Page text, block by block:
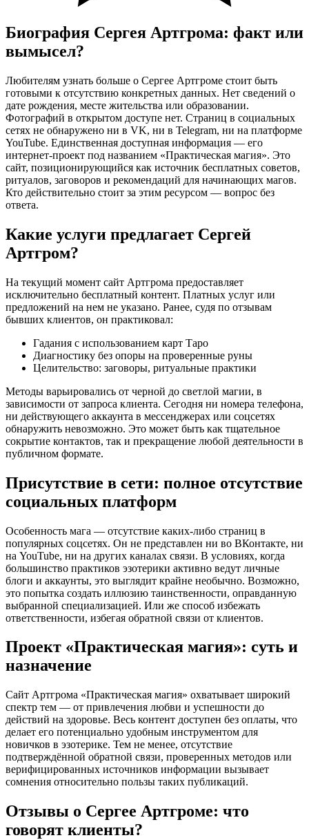
Биография Сергея Артгрома: факт или
вымысел?
Любителям узнать больше о Сергее Артгроме стоит быть
готовыми к отсутствию конкретных данных. Нет сведений о
дате рождения, месте жительства или образовании.
Фотографий в открытом доступе нет. Страниц в социальных
сетях не обнаружено ни в VK, ни в Telegram, ни на платформе
YouTube. Единственная доступная информация — его
интернет-проект под названием «Практическая магия». Это
сайт, позиционирующийся как источник бесплатных советов,
ритуалов, заговоров и рекомендаций для начинающих магов.
Кто действительно стоит за этим ресурсом — вопрос без
ответа.
Какие услуги предлагает Сергей
Артгром?
На текущий момент сайт Артгрома предоставляет
исключительно бесплатный контент. Платных услуг или
предложений на нем не указано. Ранее, судя по отзывам
бывших клиентов, он практиковал:
Гадания с использованием карт Таро
Диагностику без опоры на проверенные руны
Целительство: заговоры, ритуальные практики
Методы варьировались от черной до светлой магии, в
зависимости от запроса клиента. Сегодня ни номера телефона,
ни действующего аккаунта в мессенджерах или соцсетях
обнаружить невозможно. Это может быть как тщательное
сокрытие контактов, так и прекращение любой деятельности в
публичном формате.
Присутствие в сети: полное отсутствие
социальных платформ
Особенность мага — отсутствие каких-либо страниц в
популярных соцсетях. Он не представлен ни во ВКонтакте, ни
на YouTube, ни на других каналах связи. В условиях, когда
большинство практиков эзотерики активно ведут личные
блоги и аккаунты, это выглядит крайне необычно. Возможно,
это попытка создать иллюзию таинственности, оправданную
выбранной специализацией. Или же способ избежать
ответственности, избегая обратной связи от клиентов.
Проект «Практическая магия»: суть и
назначение
Сайт Артгрома «Практическая магия» охватывает широкий
спектр тем — от привлечения любви и успешности до
действий на здоровье. Весь контент доступен без оплаты, что
делает его потенциально удобным инструментом для
новичков в эзотерике. Тем не менее, отсутствие
подтверждённой обратной связи, проверенных методов или
верифицированных источников информации вызывает
сомнения относительно пользы таких публикаций.
Отзывы о Сергее Артгроме: что
говорят клиенты?